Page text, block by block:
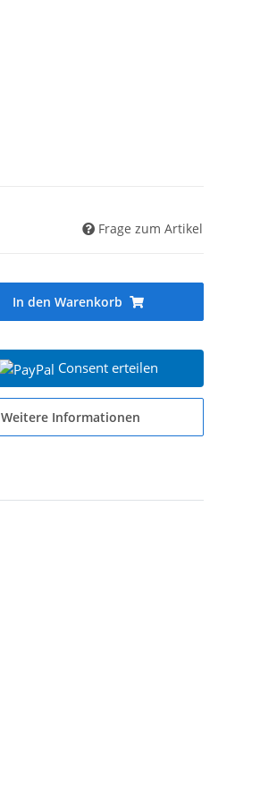
Frage zum Artikel
In den Warenkorb
Consent erteilen
Weitere Informationen